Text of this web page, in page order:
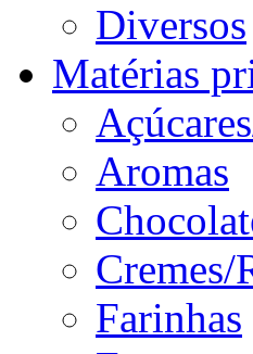
Diversos
Matérias
Aromas
Cremes/
Farinhas